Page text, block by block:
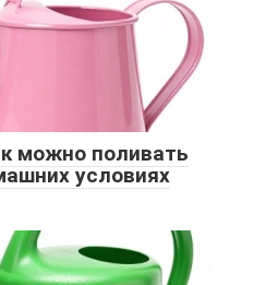
можно поливать
условиях